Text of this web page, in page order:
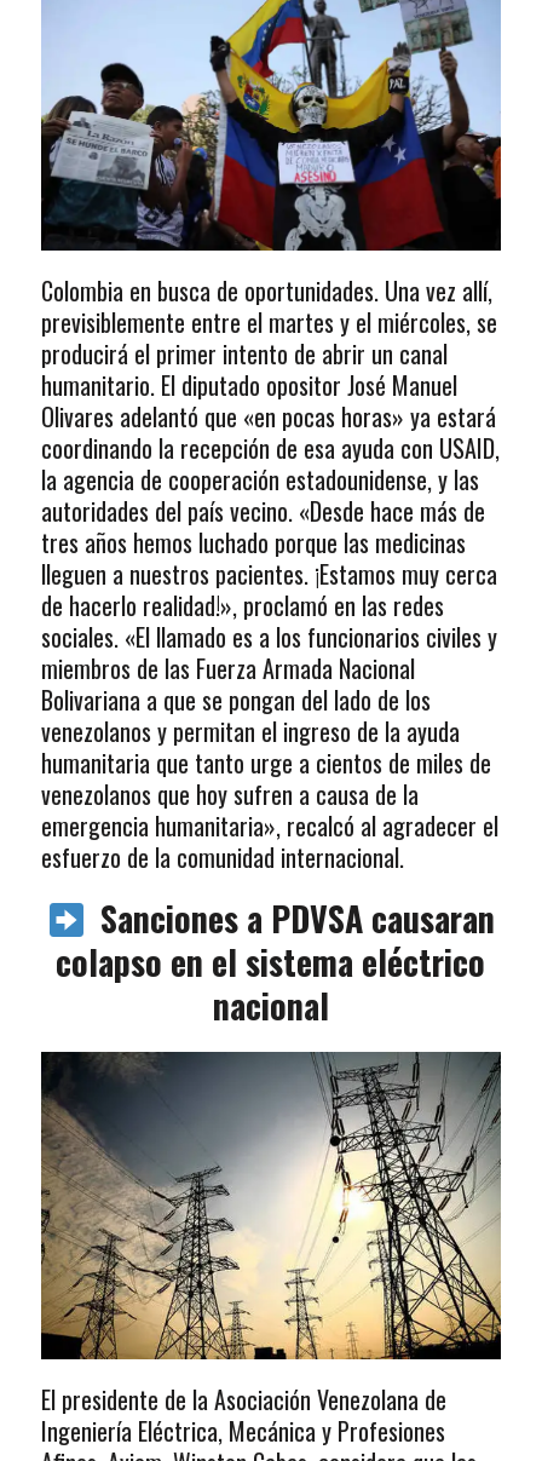
Colombia en busca de oportunidades. Una vez allí,
previsiblemente entre el martes y el miércoles, se
producirá el primer intento de abrir un canal
humanitario. El diputado opositor José Manuel
Olivares adelantó que «en pocas horas» ya estará
coordinando la recepción de esa ayuda con USAID,
la agencia de cooperación estadounidense, y las
autoridades del país vecino. «Desde hace más de
tres años hemos luchado porque las medicinas
lleguen a nuestros pacientes. ¡Estamos muy cerca
de hacerlo realidad!», proclamó en las redes
sociales. «El llamado es a los funcionarios civiles y
miembros de las Fuerza Armada Nacional
Bolivariana a que se pongan del lado de los
venezolanos y permitan el ingreso de la ayuda
humanitaria que tanto urge a cientos de miles de
venezolanos que hoy sufren a causa de la
emergencia humanitaria», recalcó al agradecer el
esfuerzo de la comunidad internacional.
Sanciones a PDVSA causaran
colapso en el sistema eléctrico
nacional
El presidente de la Asociación Venezolana de
Ingeniería Eléctrica, Mecánica y Profesiones